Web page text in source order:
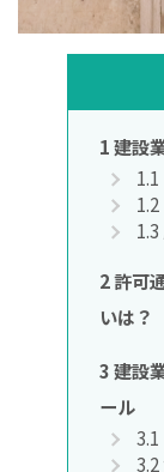
1建設
1.1
1.2
1.3
2許可
いは？
3建設
ール
3.1
3.2